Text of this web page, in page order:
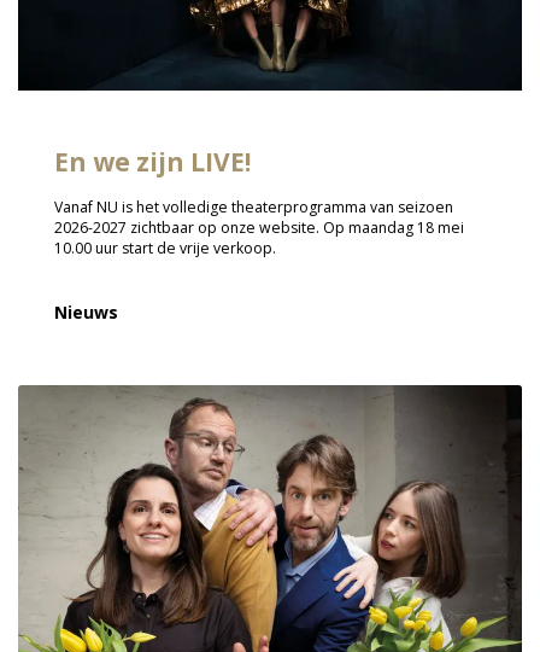
En we zijn LIVE!
Vanaf NU is het volledige theaterprogramma van seizoen
2026-2027 zichtbaar op onze website. Op maandag 18 mei
10.00 uur start de vrije verkoop.
Nieuws